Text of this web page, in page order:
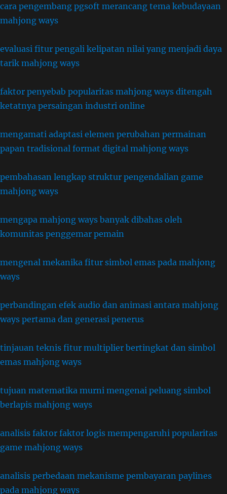
cara pengembang pgsoft merancang tema kebudayaan
mahjong ways
evaluasi fitur pengali kelipatan nilai yang menjadi daya
tarik mahjong ways
faktor penyebab popularitas mahjong ways ditengah
ketatnya persaingan industri online
mengamati adaptasi elemen perubahan permainan
papan tradisional format digital mahjong ways
pembahasan lengkap struktur pengendalian game
mahjong ways
mengapa mahjong ways banyak dibahas oleh
komunitas penggemar pemain
mengenal mekanika fitur simbol emas pada mahjong
ways
perbandingan efek audio dan animasi antara mahjong
ways pertama dan generasi penerus
tinjauan teknis fitur multiplier bertingkat dan simbol
emas mahjong ways
tujuan matematika murni mengenai peluang simbol
berlapis mahjong ways
analisis faktor faktor logis mempengaruhi popularitas
game mahjong ways
analisis perbedaan mekanisme pembayaran paylines
pada mahjong ways